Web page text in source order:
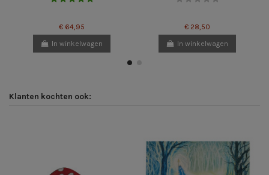
€ 64,95
In winkelwagen
€ 28,50
In winkelwagen
Klanten kochten ook: